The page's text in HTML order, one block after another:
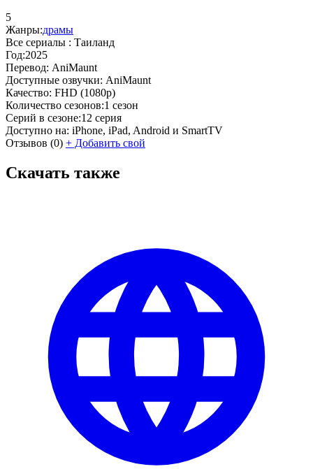
5
Жанры:драмы
Все сериалы : Таиланд
Год:2025
Перевод: AniMaunt
Доступные озвучки: AniMaunt
Качество: FHD (1080p)
Количество сезонов:1 сезон
Серий в сезоне:12 серия
Доступно на: iPhone, iPad, Android и SmartTV
Отзывов (0) + Добавить свой
Скачать также